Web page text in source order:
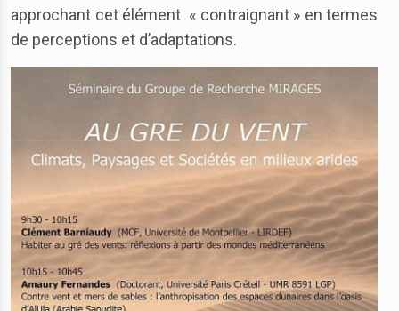
approchant cet élément « contraignant » en termes
de perceptions et d’adaptations.